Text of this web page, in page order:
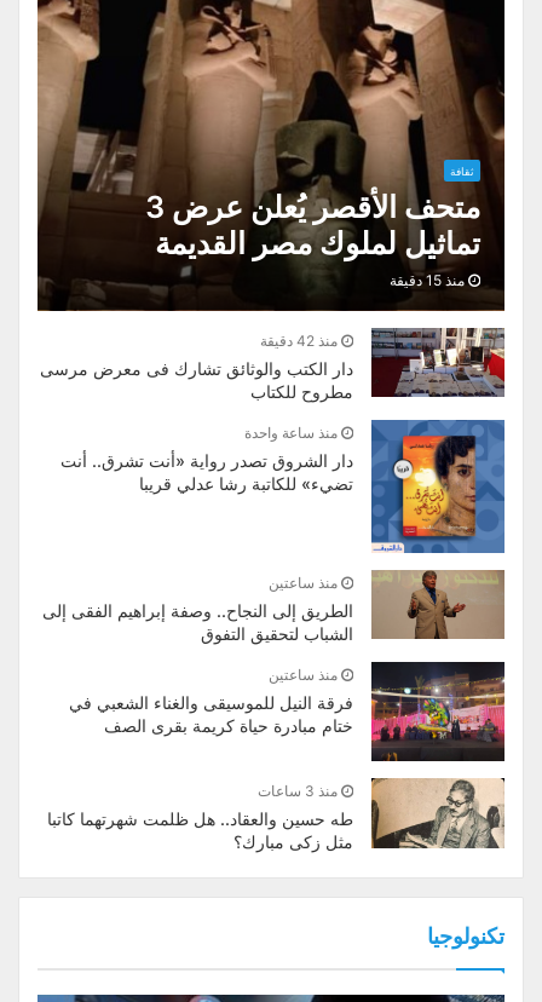
ثقافة
متحف الأقصر يُعلن عرض 3
تماثيل لملوك مصر القديمة
منذ 15 دقيقة
منذ 42 دقيقة
دار الكتب والوثائق تشارك فى معرض مرسى
مطروح للكتاب
منذ ساعة واحدة
دار الشروق تصدر رواية «أنت تشرق.. أنت
تضيء» للكاتبة رشا عدلي قريبا
منذ ساعتين
الطريق إلى النجاح.. وصفة إبراهيم الفقى إلى
الشباب لتحقيق التفوق
منذ ساعتين
فرقة النيل للموسيقى والغناء الشعبي في
ختام مبادرة حياة كريمة بقرى الصف
منذ 3 ساعات
طه حسين والعقاد.. هل ظلمت شهرتهما كاتبا
مثل زكى مبارك؟
تكنولوجيا